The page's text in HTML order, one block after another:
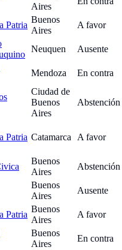
Aires
Patria
Buenos
Aires
A favor
Neuquen Ausente
Mendoza En contra
Ciudad de
Buenos
Aires
Abstención
Patria Catamarca A favor
Buenos
Aires
Abstención
Buenos
Aires
Ausente
Patria
Buenos
Aires
A favor
Buenos
Aires
En contra